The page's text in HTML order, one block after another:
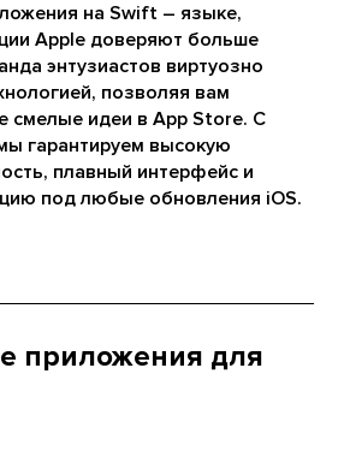
на Swift – языке,
Apple доверяют больше
энтузиастов виртуозно
позволяя вам
смелые идеи в App Store. С
гарантируем высокую
плавный интерфейс и
под любые обновления iOS.
приложения для